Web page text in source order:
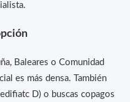
Baleares o Comunidad
es más densa. También
D) o buscas copagos